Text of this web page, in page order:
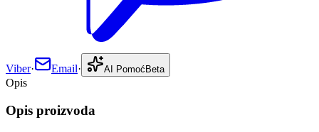
Viber· Email· AI Pomoć Beta
Opis
Opis proizvoda